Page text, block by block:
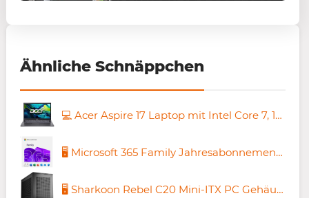
Ähnliche Schnäppchen
💻 Acer Aspire 17 Laptop mit Intel Core 7, 16GB/512GB für 699,99€ (statt 829€)
🖥️ Microsoft 365 Family Jahresabonnement 👨‍💻 6 Nutzer für 89,99€ (statt 99€)
🖥️ Sharkoon Rebel C20 Mini-ITX PC Gehäuse für 59,99€ (statt 140€)